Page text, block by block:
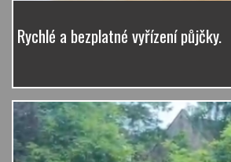
Rychlé a bezplatné vyřízení půjčky.